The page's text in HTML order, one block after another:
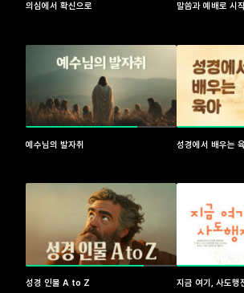
의심에서 확신으로 말씀과 예배로 시
예수님의 발자취 성경에서 배우는
성경 인물 A to Z 지금 여기, 사도행